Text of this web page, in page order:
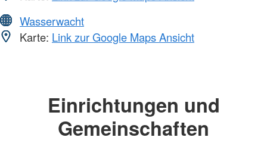
Wasserwacht
Karte: Link zur Google Maps Ansicht
Einrichtungen und
Gemeinschaften